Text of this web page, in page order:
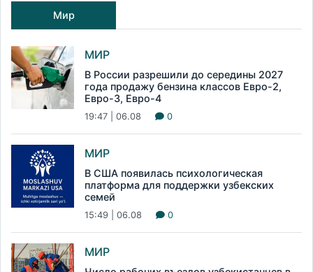
Мир
МИР
В России разрешили до середины 2027
года продажу бензина классов Евро-2,
Евро-3, Евро-4
19:47 | 06.08 0
МИР
В США появилась психологическая
платформа для поддержки узбекских
семей
15:49 | 06.08 0
МИР